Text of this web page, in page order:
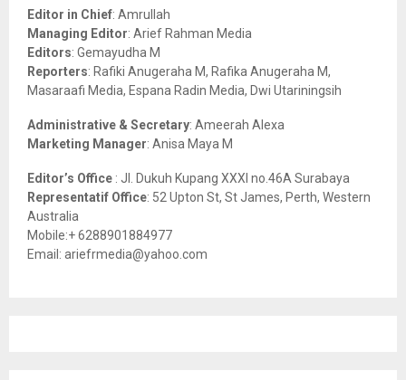
o
r
:
Editor in Chief: Amrullah
Managing Editor: Arief Rahman Media
Editors: Gemayudha M
Reporters: Rafiki Anugeraha M, Rafika Anugeraha M,
Masaraafi Media, Espana Radin Media, Dwi Utariningsih
Administrative & Secretary: Ameerah Alexa
Marketing Manager: Anisa Maya M
Editor’s Office : Jl. Dukuh Kupang XXXI no.46A Surabaya
Representatif Office: 52 Upton St, St James, Perth, Western
Australia
Mobile:+ 6288901884977
Email: ariefrmedia@yahoo.com